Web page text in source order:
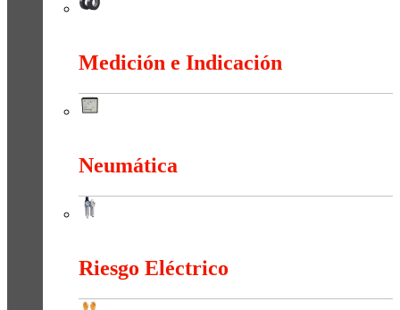
Medición e Indicación
Neumática
Riesgo Eléctrico